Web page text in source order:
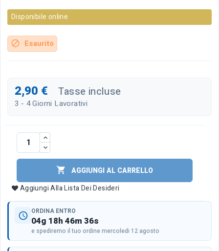
Disponibile online
block Esaurito
2,90 € Tasse incluse
3 - 4 Giorni Lavorativi

AGGIUNGI AL CARRELLO
Aggiungi Alla Lista Dei Desideri
schedule ORDINA ENTRO
04g 18h 46m 36s
e spediremo il tuo ordine mercoledi 12 agosto